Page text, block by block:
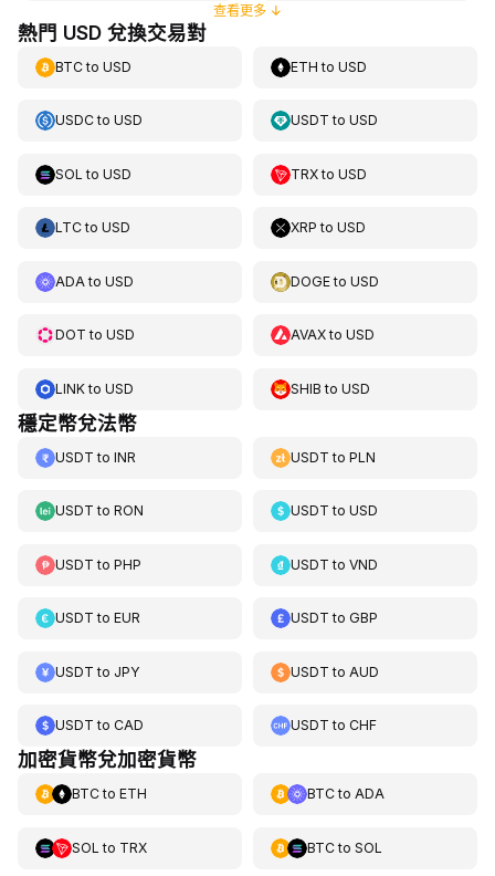
查看更多↓
熱門 USD 兌換交易對
BTCto USD ETH toUSD
USDCto USD USDT toUSD
SOL to USD TRXtoUSD
LTCto USD XRP toUSD
ADA to USD DOGEtoUSD
DOT to USD AVAXtoUSD
LINKto USD SHIB toUSD
穩定幣兌法幣
USDT to INR USDT toPLN
USDT to RON USDT toUSD
USDT to PHP USDT toVND
USDT to EUR USDT toGBP
USDT to JPY USDT to AUD
USDT to CAD USDT toCHF
加密貨幣兌加密貨幣
BTCto ETH BTCto ADA
SOL to TRX BTCto SOL